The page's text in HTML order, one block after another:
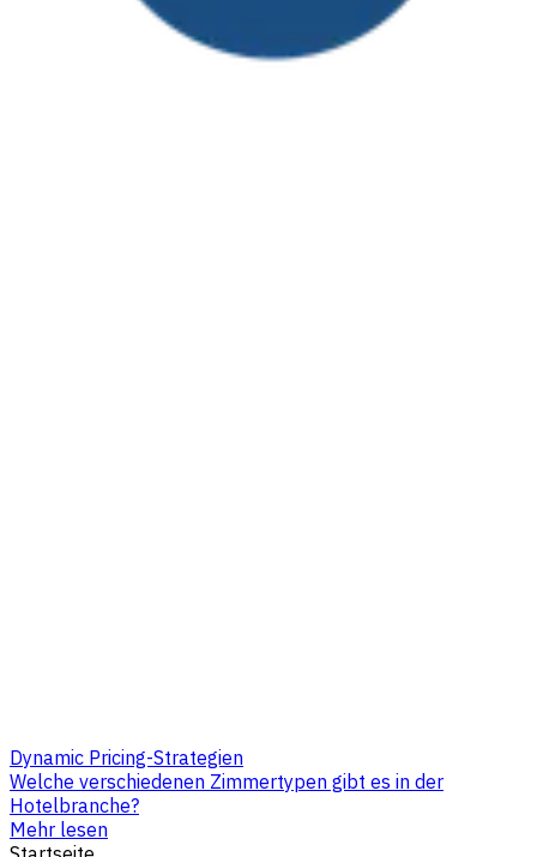
Dynamic Pricing-Strategien
Welche verschiedenen Zimmertypen gibt es in der
Hotelbranche?
Mehr lesen